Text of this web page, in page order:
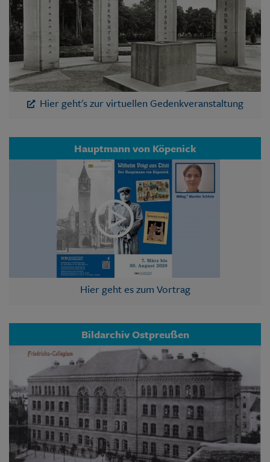
Hier geht's zur virtuellen Gedenkveranstaltung
Hauptmann von Köpenick
Hier geht es zum Vortrag
Bildarchiv Ostpreußen